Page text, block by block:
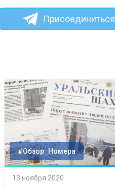
Присоединиться
#Обзор_Номера
13 ноября 2020